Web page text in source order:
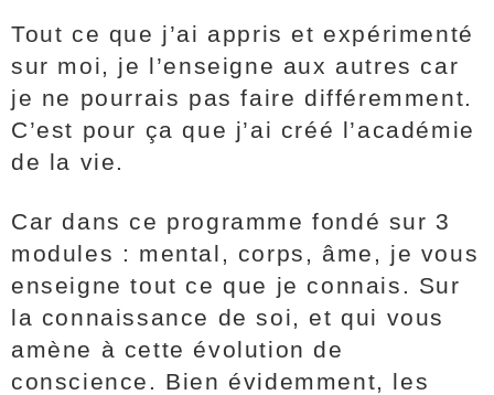
Tout ce que j’ai appris et expérimenté
sur moi, je l’enseigne aux autres car
je ne pourrais pas faire différemment.
C’est pour ça que j’ai créé l’académie
de la vie.
Car dans ce programme fondé sur 3
modules : mental, corps, âme, je vous
enseigne tout ce que je connais. Sur
la connaissance de soi, et qui vous
amène à cette évolution de
conscience. Bien évidemment, les